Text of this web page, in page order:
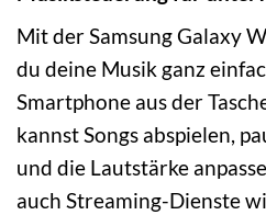
Mit der Samsung Galaxy
du deine Musik ganz
Smartphone aus der
kannst Songs abspielen,
und die Lautstärke
auch Streaming-Dienste